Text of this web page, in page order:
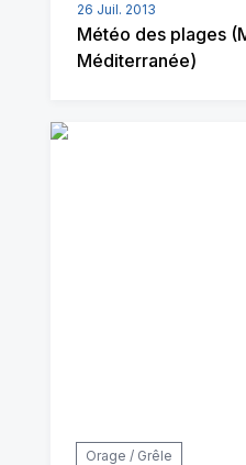
26 Juil. 2013
Météo des plages
Méditerranée)
Orage / Grêle